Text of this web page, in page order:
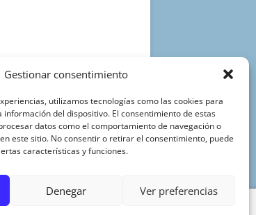
Gestionar consentimiento
utilizamos tecnologías como las cookies para
del dispositivo. El consentimiento de estas
datos como el comportamiento de navegación o
este sitio. No consentir o retirar el consentimiento, puede
características y funciones.
Denegar Ver preferencias